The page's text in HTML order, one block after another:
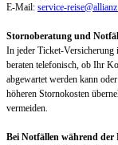
E-Mail: service-
Stornoberatung und
In jeder Ticket-Versicherung
beraten telefonisch, ob Ihr
abgewartet werden kann
höheren Stornokosten
vermeiden.
Bei Notfällen während der